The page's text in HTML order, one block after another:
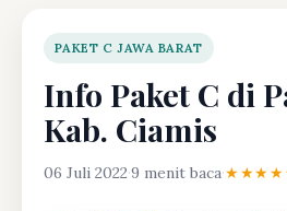
PAKET C JAWA BARAT
Info Paket C di
Kab. Ciamis
06 Juli 2022·9 menit baca·